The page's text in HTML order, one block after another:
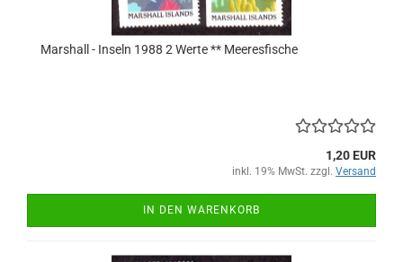
Marshall - Inseln 1988 2 Werte ** Meeresfische
1,20 EUR
inkl. 19% MwSt. zzgl. Versand
IN DEN WARENKORB